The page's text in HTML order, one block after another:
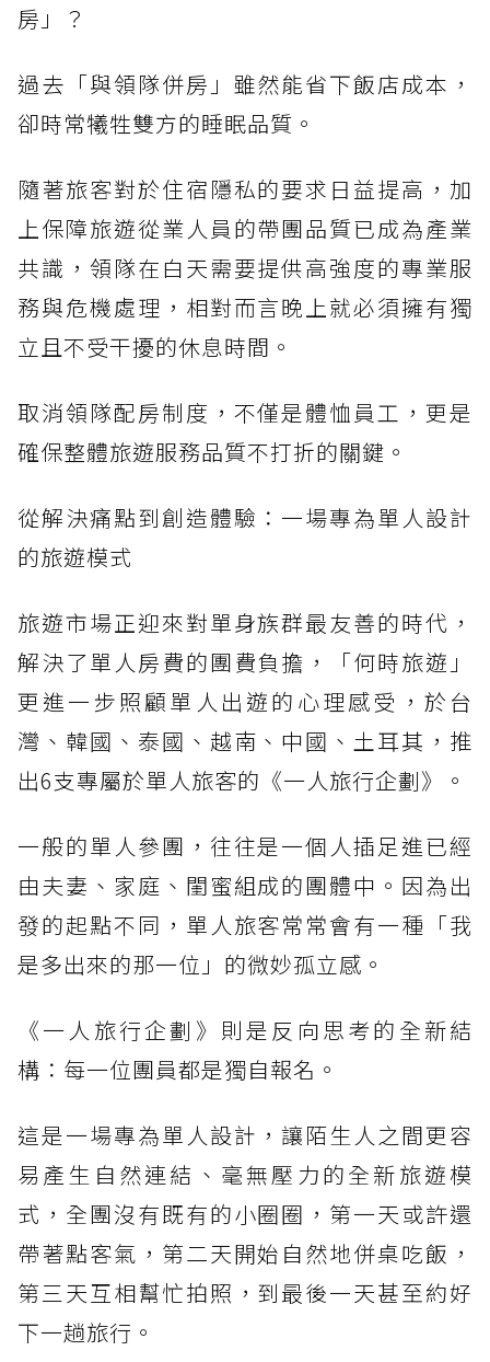
房」？
過去「與領隊併房」雖然能省下飯店成本，
卻時常犧牲雙方的睡眠品質。
隨著旅客對於住宿隱私的要求日益提高，加
上保障旅遊從業人員的帶團品質已成為產業
共識，領隊在白天需要提供高強度的專業服
務與危機處理，相對而言晚上就必須擁有獨
立且不受干擾的休息時間。
取消領隊配房制度，不僅是體恤員工，更是
確保整體旅遊服務品質不打折的關鍵。
從解決痛點到創造體驗：一場專為單人設計
的旅遊模式
旅遊市場正迎來對單身族群最友善的時代，
解決了單人房費的團費負擔，「何時旅遊」
更進一步照顧單人出遊的心理感受，於台
灣、韓國、泰國、越南、中國、土耳其，推
出6支專屬於單人旅客的《一人旅行企劃》。
一般的單人參團，往往是一個人插足進已經
由夫妻、家庭、閨蜜組成的團體中。因為出
發的起點不同，單人旅客常常會有一種「我
是多出來的那一位」的微妙孤立感。
《一人旅行企劃》則是反向思考的全新結
構：每一位團員都是獨自報名。
這是一場專為單人設計，讓陌生人之間更容
易產生自然連結、毫無壓力的全新旅遊模
式，全團沒有既有的小圈圈，第一天或許還
帶著點客氣，第二天開始自然地併桌吃飯，
第三天互相幫忙拍照，到最後一天甚至約好
下一趟旅行。